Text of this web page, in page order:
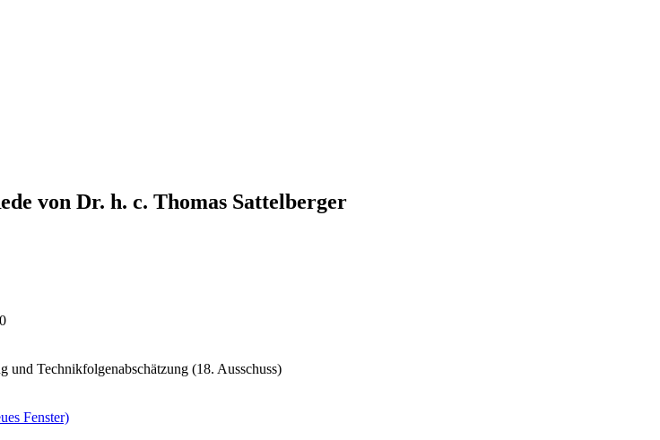
von Dr. h. c. Thomas Sattelberger
und Technikfolgenabschätzung (18. Ausschuss)
Fenster)